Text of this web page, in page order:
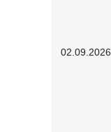
02.09.2026